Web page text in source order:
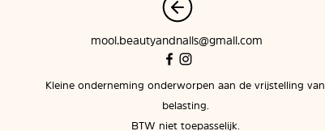
mooi.beautyandnails@gmail.com
Kleine onderneming onderworpen aan de vrijstelling van
belasting.
BTW niet toepasselijk.